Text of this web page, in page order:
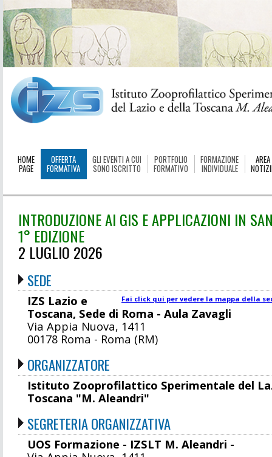
HOME
PAGE
OFFERTA
FORMATIVA
GLI EVENTI A CUI
SONO ISCRITTO
PORTFOLIO
FORMATIVO
FORMAZIONE
INDIVIDUALE
AREA
INTRODUZIONE AI GIS E APPLICAZIONI IN
1° EDIZIONE
2 LUGLIO 2026
SEDE
Fai click qui per vedere la mappa della
IZS Lazio e
Toscana, Sede di Roma - Aula Zavagli
Via Appia Nuova, 1411
00178 Roma - Roma (RM)
ORGANIZZATORE
Istituto Zooprofilattico Sperimentale del
Toscana "M. Aleandri"
SEGRETERIA ORGANIZZATIVA
UOS Formazione - IZSLT M. Aleandri -